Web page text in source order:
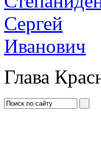
Глава